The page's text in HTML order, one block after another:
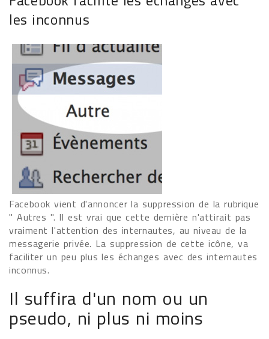
les inconnus
Facebook vient d'annoncer la suppression de la rubrique
" Autres ". Il est vrai que cette dernière n'attirait pas
vraiment l'attention des internautes, au niveau de la
messagerie privée. La suppression de cette icône, va
faciliter un peu plus les échanges avec des internautes
inconnus.
Il suffira d'un nom ou un
pseudo, ni plus ni moins